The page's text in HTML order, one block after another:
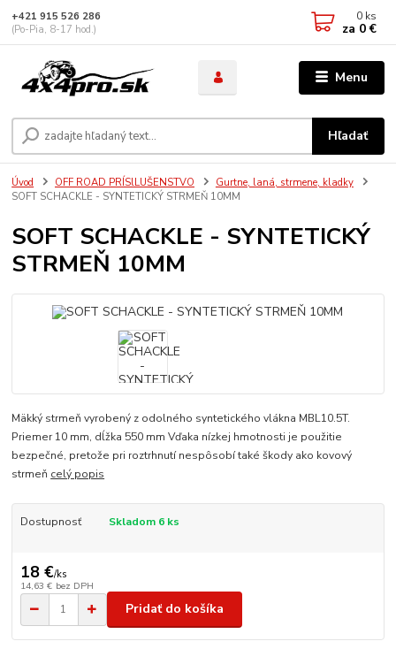
Menu
Hľadať
+421 915 526 286
(Po-Pia, 8-17 hod.)
0 ks
za 0 €
Úvod OFF ROAD PRÍSlLUŠENSTVO
Gurtne, laná, strmene, kladky
SOFT SCHACKLE - SYNTETICKÝ STRMEŇ 10MM
SOFT SCHACKLE - SYNTETICKÝ
STRMEŇ 10MM
Mäkký strmeň vyrobený z odolného syntetického vlákna MBL10.5T.
Priemer 10 mm, dĺžka 550 mm Vďaka nízkej hmotnosti je použitie
bezpečné, pretože pri roztrhnutí nespôsobí také škody ako kovový
strmeň celý popis
Dostupnosť Skladom 6 ks
18 €/ks
14,63 € bez DPH
Pridať do košíka